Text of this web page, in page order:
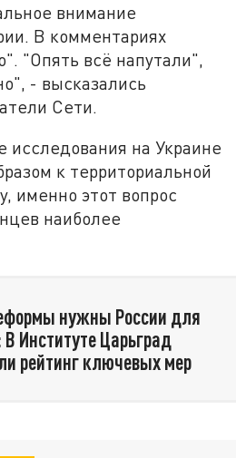
внимание
В комментариях
"Опять всё напутали",
- высказались
Сети.
исследования на Украине
к территориальной
именно этот вопрос
наиболее
нужны России для
Институте Царьград
рейтинг ключевых мер